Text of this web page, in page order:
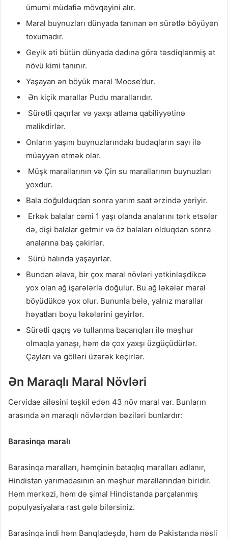
ümumi müdafiə mövqeyini alır.
Maral buynuzları dünyada tanınan ən sürətlə böyüyən
toxumadır.
Geyik əti bütün dünyada dadına görə təsdiqlənmiş ət
növü kimi tanınır.
Yaşayan ən böyük maral ‘Moose’dur.
Ən kiçik marallar Pudu marallarıdır.
Sürətli qaçırlar və yaxşı atlama qabiliyyətinə
malikdirlər.
Onların yaşını buynuzlarındakı budaqların sayı ilə
müəyyən etmək olar.
Müşk marallarının və Çin su marallarının buynuzları
yoxdur.
Bala doğulduqdan sonra yarım saat ərzində yeriyir.
Erkək balalar cəmi 1 yaşı olanda analarını tərk etsələr
də, dişi balalar getmir və öz balaları olduqdan sonra
analarına baş çəkirlər.
Sürü halında yaşayırlar.
Bundan əlavə, bir çox maral növləri yetkinləşdikcə
yox olan ağ işarələrlə doğulur. Bu ağ ləkələr maral
böyüdükcə yox olur. Bununla belə, yalnız marallar
həyatları boyu ləkələrini geyirlər.
Sürətli qaçış və tullanma bacarıqları ilə məşhur
olmaqla yanaşı, həm də çox yaxşı üzgüçüdürlər.
Çayları və gölləri üzərək keçirlər.
Ən Maraqlı Maral Növləri
Cervidae ailəsini təşkil edən 43 növ maral var. Bunların
arasında ən maraqlı növlərdən bəziləri bunlardır:
Barasinqa maralı
Barasinqa maralları, həmçinin bataqlıq maralları adlanır,
Hindistan yarımadasının ən məşhur marallarından biridir.
Həm mərkəzi, həm də şimal Hindistanda parçalanmış
populyasiyalara rast gələ bilərsiniz.
Barasinqa indi həm Banqladeşdə, həm də Pakistanda nəsli